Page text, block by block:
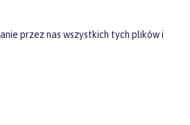
przez nas wszystkich tych plików i